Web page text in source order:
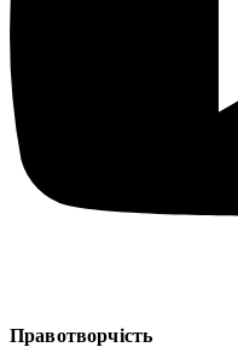
Правотворчість